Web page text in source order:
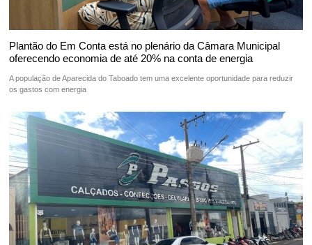
Plantão do Em Conta está no plenário da Câmara Municipal
oferecendo economia de até 20% na conta de energia
A população de Aparecida do Taboado tem uma excelente oportunidade para reduzir
os gastos com energia